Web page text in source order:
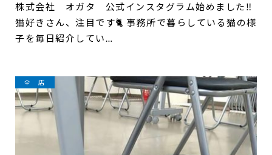
株式会社 オガタ 公式インスタグラム始めました‼️
猫好きさん、注目です🐈 事務所で暮らしている猫の様
子を毎日紹介してい…
全 店